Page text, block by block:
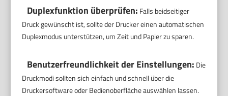
Duplexfunktion überprüfen: Falls beidseitiger
Druck gewünscht ist, sollte der Drucker einen automatischen
Duplexmodus unterstützen, um Zeit und Papier zu sparen.
Benutzerfreundlichkeit der Einstellungen: Die
Druckmodi sollten sich einfach und schnell über die
Druckersoftware oder Bedienoberfläche auswählen lassen.